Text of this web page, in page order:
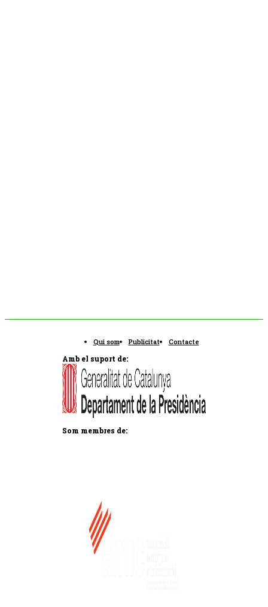
Qui som Publicitat Contacte
Amb el suport de:
Som membres de: